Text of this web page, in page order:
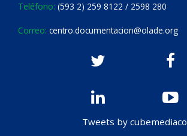
Teléfono: (593 2) 259 8122 / 2598 280
Correo: centro.documentacion@olade.org
Tweets by cubemediaco